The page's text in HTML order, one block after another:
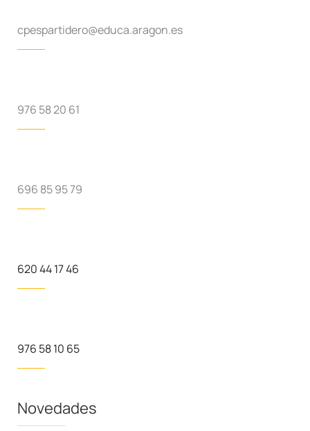
cpespartidero@educa.aragon.es
976 58 20 61
696 85 95 79
620 44 17 46
976 58 10 65
Novedades